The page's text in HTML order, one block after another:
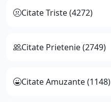
Citate Triste (4272)
Citate Prietenie (2749)
Citate Amuzante (1148)